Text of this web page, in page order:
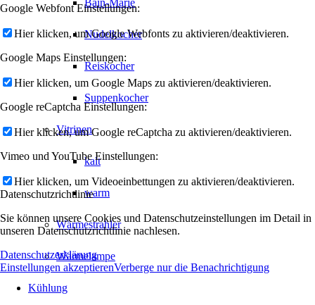
Bain-Marie
Nudelkocher
Reiskocher
Suppenkocher
Vitrinen
kalt
warm
Wärmestrahler
Wärmelampe
Kühlung
Google Webfont Einstellungen:
Hier klicken, um Google Webfonts zu aktivieren/deaktivieren.
Google Maps Einstellungen:
Hier klicken, um Google Maps zu aktivieren/deaktivieren.
Google reCaptcha Einstellungen:
Hier klicken, um Google reCaptcha zu aktivieren/deaktivieren.
Vimeo und YouTube Einstellungen:
Hier klicken, um Videoeinbettungen zu aktivieren/deaktivieren.
Datenschutzrichtlinie
Sie können unsere Cookies und Datenschutzeinstellungen im Detail in
unseren Datenschutzrichtlinie nachlesen.
Datenschutzerklärung
Einstellungen akzeptierenVerberge nur die Benachrichtigung